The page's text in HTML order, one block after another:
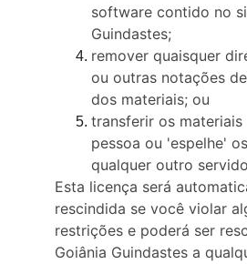
software contido no
Guindastes;
remover quaisquer
ou outras notações
dos materiais; ou
transferir os materiais
pessoa ou 'espelhe'
qualquer outro
Esta licença será
rescindida se você violar
restrições e poderá ser
Goiânia Guindastes a